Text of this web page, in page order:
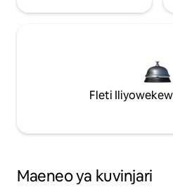
Fleti
Maeneo ya kuvinjari